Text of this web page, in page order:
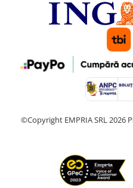
©Copyright EMPRIA SRL 2026